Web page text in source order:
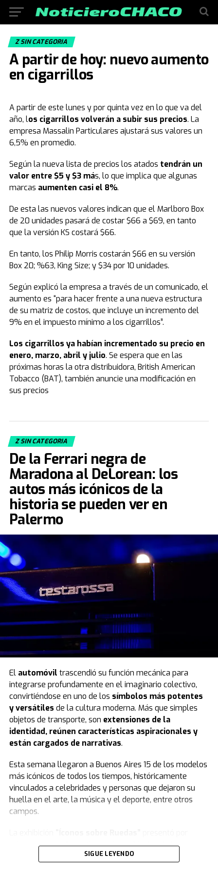
Z SIN CATEGORIA
A partir de hoy: nuevo aumento
en cigarrillos
A partir de este lunes y por quinta vez en lo que va del
año, los cigarrillos volverán a subir sus precios. La
empresa Massalin Particulares ajustará sus valores un
6,5% en promedio.
Según la nueva lista de precios los atados tendrán un
valor entre $5 y $3 más, lo que implica que algunas
marcas aumenten casi el 8%.
De esta las nuevos valores indican que el Marlboro Box
de 20 unidades pasará de costar $66 a $69, en tanto
que la versión KS costará $66.
En tanto, los Philip Morris costarán $66 en su versión
Box 20; %63, King Size; y $34 por 10 unidades.
Según explicó la empresa a través de un comunicado, el
aumento es “para hacer frente a una nueva estructura
de su matriz de costos, que incluye un incremento del
9% en el impuesto mínimo a los cigarrillos”.
Los cigarrillos ya habían incrementado su precio en
enero, marzo, abril y julio. Se espera que en las
próximas horas la otra distribuidora, British American
Tobacco (BAT), también anuncie una modificación en
sus precios
Z SIN CATEGORIA
De la Ferrari negra de
Maradona al DeLorean: los
autos más icónicos de la
historia se pueden ver en
Palermo
El automóvil trascendió su función mecánica para
integrarse profundamente en el imaginario colectivo,
convirtiéndose en uno de los símbolos más potentes
y versátiles de la cultura moderna. Más que simples
objetos de transporte, son extensiones de la
identidad, reúnen características aspiracionales y
están cargados de narrativas.
Esta semana llegaron a Buenos Aires 15 de los modelos
más icónicos de todos los tiempos, históricamente
vinculados a celebridades y personas que dejaron su
huella en el arte, la música y el deporte, entre otros
campos.
primera vez en Argentina varios vehículos de la
Jorge Yarur, creador de la
SIGUE LEYENDO